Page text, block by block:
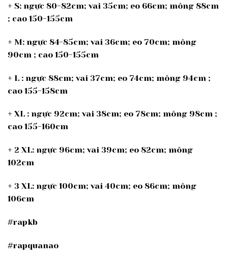
+ S: ngực 80-82cm; vai 35cm; eo 66cm; mông 88cm
; cao 150-155cm
+ M: ngực 84-85cm; vai 36cm; eo 70cm; mông
90cm ; cao 150-155cm
+ L : ngực 88cm; vai 37cm; eo 74cm; mông 94cm ;
cao 155-158cm
+ XL : ngực 92cm; vai 38cm; eo 78cm; mông 98cm ;
cao 155-160cm
+ 2 XL: ngực 96cm; vai 39cm; eo 82cm; mông
102cm
+ 3 XL: ngực 100cm; vai 40cm; eo 86cm; mông
106cm
#rapkb
#rapquanao